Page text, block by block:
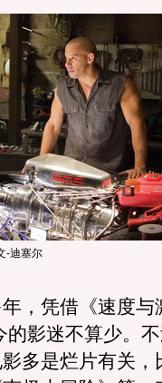
-迪塞尔
凭借《速度与
影迷不算少。
多是烂片有关，